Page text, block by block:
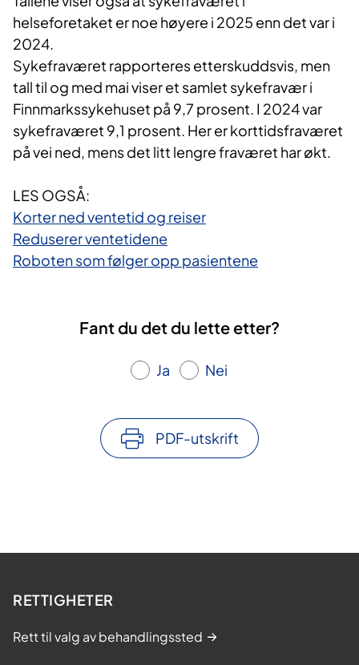
helseforetaket er noe høyere i 2025 enn det var i
2024.
Sykefraværet rapporteres etterskuddsvis, men
tall til og med mai viser et samlet sykefravær i
Finnmarkssykehuset på 9,7 prosent. I 2024 var
sykefraværet 9,1 prosent. Her er korttidsfraværet
på vei ned, mens det litt lengre fraværet har økt.
LES OGSÅ:
Korter ned ventetid og reiser
Reduserer ventetidene
Roboten som følger opp pasientene
Fant du det du lette etter?
Ja Nei
PDF-utskrift
RETTIGHETER
Rett til valg av behandlingssted